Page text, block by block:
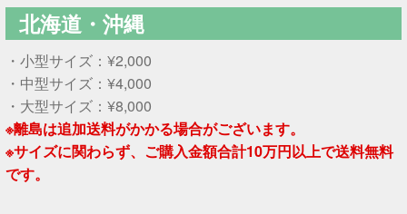
北海道・沖縄
・小型サイズ：¥2,000
・中型サイズ：¥4,000
・大型サイズ：¥8,000
※離島は追加送料がかかる場合がございます。
※サイズに関わらず、ご購入金額合計10万円以上で送料無料
です。